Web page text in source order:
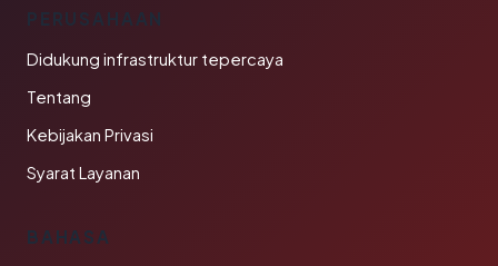
PERUSAHAAN
Didukung infrastruktur tepercaya
Tentang
Kebijakan Privasi
Syarat Layanan
BAHASA